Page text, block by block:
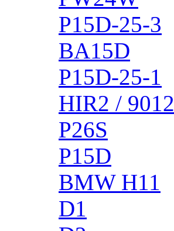
P15D-25-3
BA15D
P15D-25-1
HIR2 / 9012
P26S
P15D
BMW H11
D1